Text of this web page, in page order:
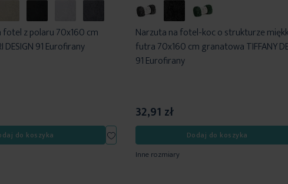
z polaru 70x160 cm
91 Eurofirany
do koszyka
Dodaj
do
Narzuta na fotel-koc o strukturze
futra 70x160 cm granatowa TIFFANY
91 Eurofirany
32,91 zł
Dodaj do koszyka
Inne rozmiary